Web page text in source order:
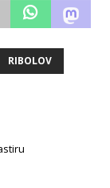
RIBOLOV